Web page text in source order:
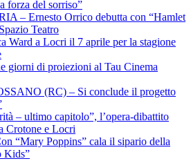
forza del sorriso”
– Ernesto Orrico debutta con “Hamlet
Teatro
Ward a Locri il 7 aprile per la stagione
giorni di proiezioni al Tau Cinema
(RC) – Si conclude il progetto
– ultimo capitolo”, l’opera-dibattito
Crotone e Locri
“Mary Poppins” cala il sipario della
Kids”